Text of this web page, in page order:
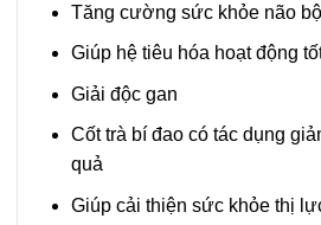
Tăng cường sức khỏe não bộ
Giúp hệ tiêu hóa hoạt động
Giải độc gan
Cốt trà bí đao có tác dụng
quả
Giúp cải thiện sức khỏe thị